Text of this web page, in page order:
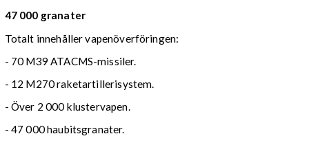
47 000 granater
Totalt innehåller vapenöverföringen:
- 70 M39 ATACMS-missiler.
- 12 M270 raketartillerisystem.
- Över 2 000 klustervapen.
- 47 000 haubitsgranater.